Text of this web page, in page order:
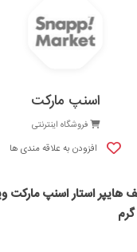
اسنپ مارکت
فروشگاه اینترنتی
افزودن به علاقه مندی ها
تخفیف هایپر استار اسنپ مارکت